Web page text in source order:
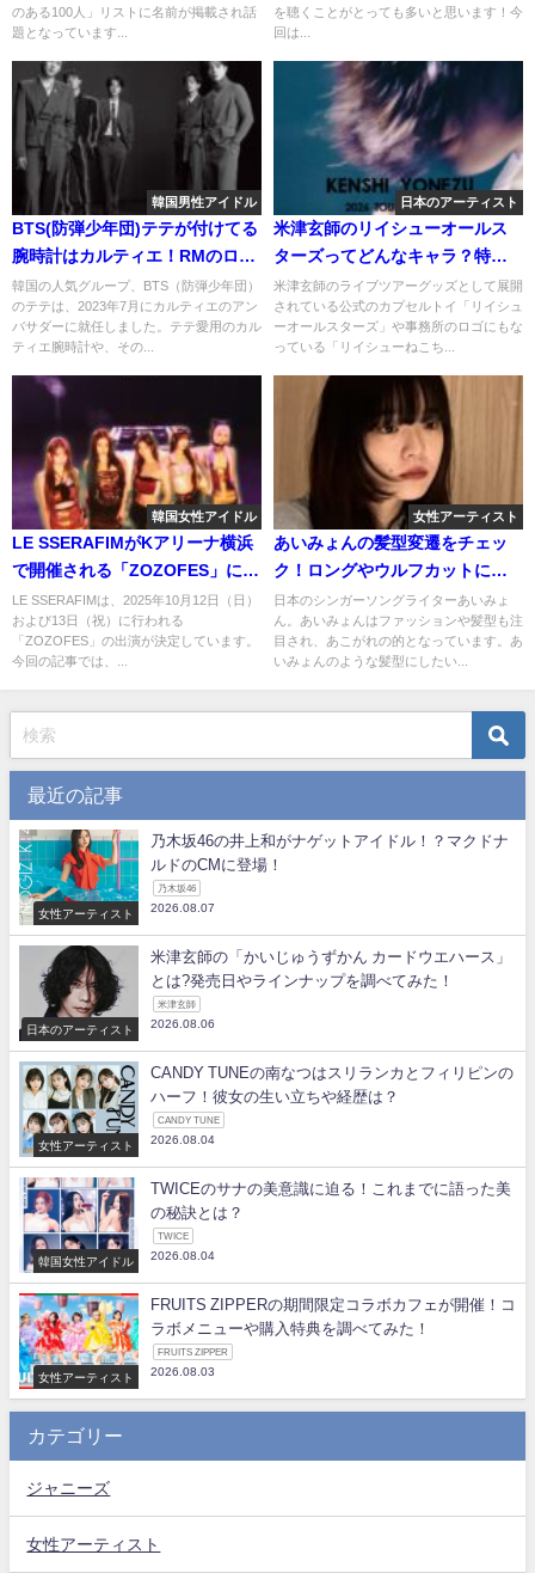
のある100人」リストに名前が掲載され話
題となっています...
を聴くことがとっても多いと思います！今
回は...
韓国男性アイドル
BTS(防弾少年団)テテが付けてる
腕時計はカルティエ！RMのロレ
ックスの値段にもビックリ！
韓国の人気グループ、BTS（防弾少年団）
のテテは、2023年7月にカルティエのアン
バサダーに就任しました。テテ愛用のカル
ティエ腕時計や、その...
日本のアーティスト
米津玄師のリイシューオールス
ターズってどんなキャラ？特に
リイシューねこちゃんを紹介！
米津玄師のライブツアーグッズとして展開
されている公式のカプセルトイ「リイシュ
ーオールスターズ」や事務所のロゴにもな
っている「リイシューねこち...
韓国女性アイドル
LE SSERAFIMがKアリーナ横浜
で開催される「ZOZOFES」に出
演！気になる内容は？
LE SSERAFIMは、2025年10月12日（日）
および13日（祝）に行われる
「ZOZOFES」の出演が決定しています。
今回の記事では、...
女性アーティスト
あいみょんの髪型変遷をチェッ
ク！ロングやウルフカットにパ
ーマなどどれが似合ってる？
日本のシンガーソングライターあいみょ
ん。あいみょんはファッションや髪型も注
目され、あこがれの的となっています。あ
いみょんのような髪型にしたい...
最近の記事
女性アーティスト
乃木坂46の井上和がナゲットアイドル！？マクドナ
ルドのCMに登場！
乃木坂46
2026.08.07
日本のアーティスト
米津玄師の「かいじゅうずかん カードウエハース」
とは?発売日やラインナップを調べてみた！
米津玄師
2026.08.06
女性アーティスト
CANDY TUNEの南なつはスリランカとフィリピンの
ハーフ！彼女の生い立ちや経歴は？
CANDY TUNE
2026.08.04
韓国女性アイドル
TWICEのサナの美意識に迫る！これまでに語った美
の秘訣とは？
TWICE
2026.08.04
女性アーティスト
FRUITS ZIPPERの期間限定コラボカフェが開催！コ
ラボメニューや購入特典を調べてみた！
FRUITS ZIPPER
2026.08.03
カテゴリー
ジャニーズ
女性アーティスト